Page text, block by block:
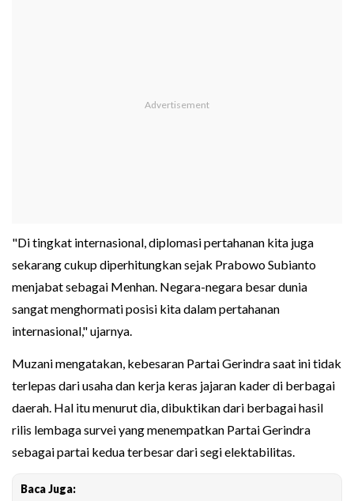
"Di tingkat internasional, diplomasi pertahanan kita juga
sekarang cukup diperhitungkan sejak Prabowo Subianto
menjabat sebagai Menhan. Negara-negara besar dunia
sangat menghormati posisi kita dalam pertahanan
internasional," ujarnya.
Muzani mengatakan, kebesaran Partai Gerindra saat ini tidak
terlepas dari usaha dan kerja keras jajaran kader di berbagai
daerah. Hal itu menurut dia, dibuktikan dari berbagai hasil
rilis lembaga survei yang menempatkan Partai Gerindra
sebagai partai kedua terbesar dari segi elektabilitas.
Baca Juga: